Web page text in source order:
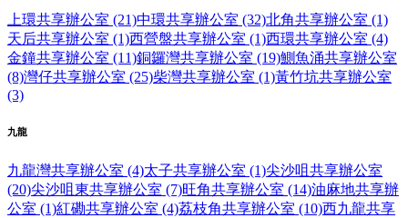
上環共享辦公室 (21)中環共享辦公室 (32)北角共享辦公室 (1)
天后共享辦公室 (1)西營盤共享辦公室 (1)西環共享辦公室 (4)
金鐘共享辦公室 (11)銅鑼灣共享辦公室 (19)鰂魚涌共享辦公室
(8)灣仔共享辦公室 (25)柴灣共享辦公室 (1)黃竹坑共享辦公室
(3)
九龍
九龍灣共享辦公室 (4)太子共享辦公室 (1)尖沙咀共享辦公室
(20)尖沙咀東共享辦公室 (7)旺角共享辦公室 (14)油麻地共享辦
公室 (1)紅磡共享辦公室 (4)荔枝角共享辦公室 (10)西九龍共享